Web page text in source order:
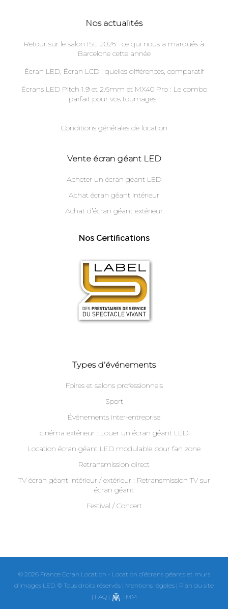
Nos actualités
Retour sur le salon ISE 2026 : ce qui nous a marqués à
Barcelone cette année
Écran LED, Écran LCD : quelles différences, comparatif
Écrans LED Pitch 1.9 et 2.6mm et MX40 Pro : Le combo
parfait pour vos tournages !
Conditions générales de location
Vente écran géant LED
Acheter un écran géant LED
Achat écran géant intérieur
Achat d’écran géant extérieur
Nos Certifications
Types d’événements
Foires et salons professionnels
Sport
Événements inter-entreprise
cinéma extérieur : Louer un écran géant LED
Location écran géant LED modulable pour fan zone
Retransmission direct
TV écran géant intérieur / extérieur : Retransmission TV sur
écran géant
Festival / Concert
© 2026 France Ecran Location - Location d’écrans géants et murs
d’images LED. © Tous droits réservés | Mentions légales | Plan du site
| FAQ| TMM